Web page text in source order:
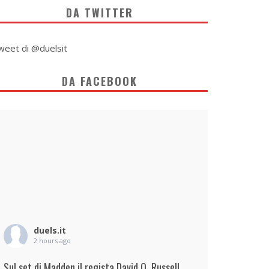
DA TWITTER
di @duelsit
DA FACEBOOK
duels.it
2 hours ago